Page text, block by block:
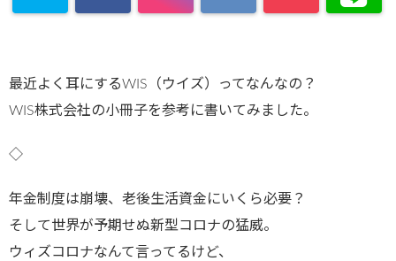
最近よく耳にするWIS（ウイズ）ってなんなの？
WIS株式会社の小冊子を参考に書いてみました。
◇
年金制度は崩壊、老後生活資金にいくら必要？
そして世界が予期せぬ新型コロナの猛威。
ウィズコロナなんて言ってるけど、